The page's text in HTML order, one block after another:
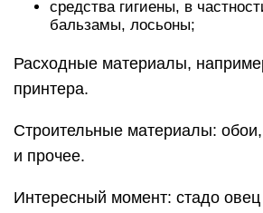
средства гигиены, в
бальзамы, лосьоны;
Расходные материалы,
принтера.
Строительные материалы: обои,
и прочее.
Интересный момент: стадо овец